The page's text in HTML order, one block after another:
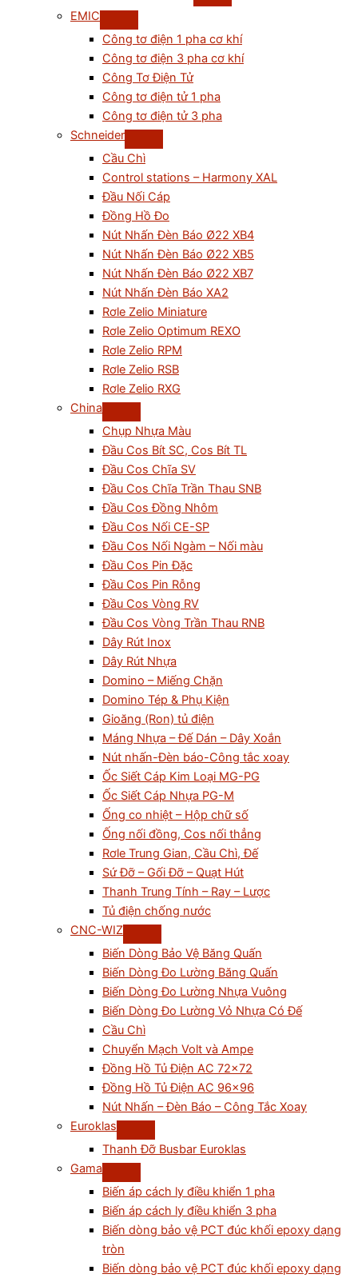
EMIC
Công tơ điện 1 pha cơ khí
Công tơ điện 3 pha cơ khí
Công Tơ Điện Tử
Công tơ điện tử 1 pha
Công tơ điện tử 3 pha
Schneider
Cầu Chì
Control stations – Harmony XAL
Đầu Nối Cáp
Đồng Hồ Đo
Nút Nhấn Đèn Báo Ø22 XB4
Nút Nhấn Đèn Báo Ø22 XB5
Nút Nhấn Đèn Báo Ø22 XB7
Nút Nhấn Đèn Báo XA2
Rơle Zelio Miniature
Rơle Zelio Optimum REXO
Rơle Zelio RPM
Rơle Zelio RSB
Rơle Zelio RXG
China
Chụp Nhựa Màu
Đầu Cos Bít SC, Cos Bít TL
Đầu Cos Chĩa SV
Đầu Cos Chĩa Trần Thau SNB
Đầu Cos Đồng Nhôm
Đầu Cos Nối CE-SP
Đầu Cos Nối Ngàm – Nối màu
Đầu Cos Pin Đặc
Đầu Cos Pin Rỗng
Đầu Cos Vòng RV
Đầu Cos Vòng Trần Thau RNB
Dây Rút Inox
Dây Rút Nhựa
Domino – Miếng Chặn
Domino Tép & Phụ Kiện
Gioăng (Ron) tủ điện
Máng Nhựa – Đế Dán – Dây Xoắn
Nút nhấn-Đèn báo-Công tắc xoay
Ốc Siết Cáp Kim Loại MG-PG
Ốc Siết Cáp Nhựa PG-M
Ống co nhiệt – Hộp chữ số
Ống nối đồng, Cos nối thẳng
Rơle Trung Gian, Cầu Chì, Đế
Sứ Đỡ – Gối Đỡ – Quạt Hút
Thanh Trung Tính – Ray – Lược
Tủ điện chống nước
CNC-WIZ
Biến Dòng Bảo Vệ Băng Quấn
Biến Dòng Đo Lường Băng Quấn
Biến Dòng Đo Lường Nhựa Vuông
Biến Dòng Đo Lường Vỏ Nhựa Có Đế
Cầu Chì
Chuyển Mạch Volt và Ampe
Đồng Hồ Tủ Điện AC 72×72
Đồng Hồ Tủ Điện AC 96×96
Nút Nhấn – Đèn Báo – Công Tắc Xoay
Euroklas
Thanh Đỡ Busbar Euroklas
Gama
Biến áp cách ly điều khiển 1 pha
Biến áp cách ly điều khiển 3 pha
Biến dòng bảo vệ PCT đúc khối epoxy dạng
tròn
Biến dòng bảo vệ PCT đúc khối epoxy dạng